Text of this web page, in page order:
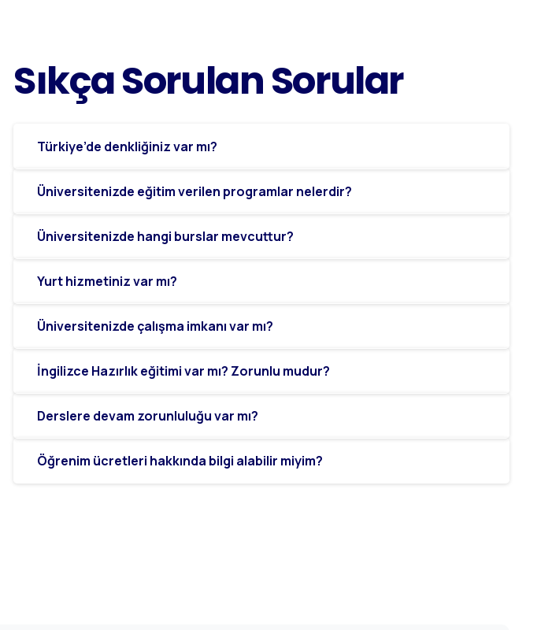
SıkçaSorulanSorular
Türkiye’de denkliğiniz var mı?
Üniversitenizde eğitim verilen programlar nelerdir?
Üniversitenizde hangi burslar mevcuttur?
Yurt hizmetiniz var mı?
Üniversitenizde çalışma imkanı var mı?
İngilizce Hazırlık eğitimi var mı? Zorunlu mudur?
Derslere devam zorunluluğu var mı?
Öğrenim ücretleri hakkında bilgi alabilir miyim?